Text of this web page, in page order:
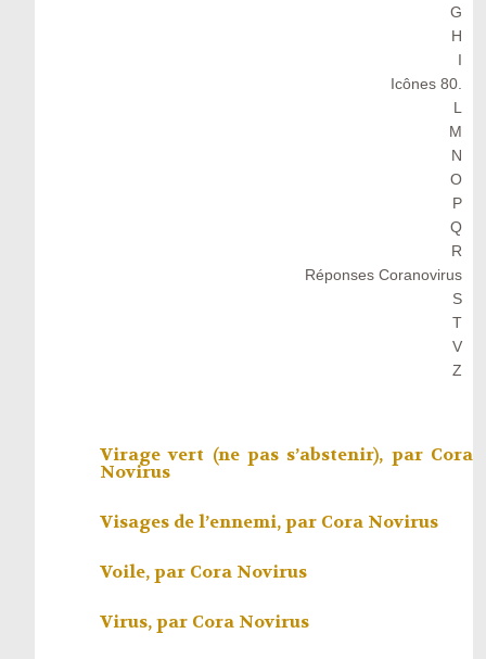
G
H
I
Icônes 80.
L
M
N
O
P
Q
R
Réponses Coranovirus
S
T
V
Z
Virage vert (ne pas s’abstenir), par Cora
Novirus
Visages de l’ennemi, par Cora Novirus
Voile, par Cora Novirus
Virus, par Cora Novirus